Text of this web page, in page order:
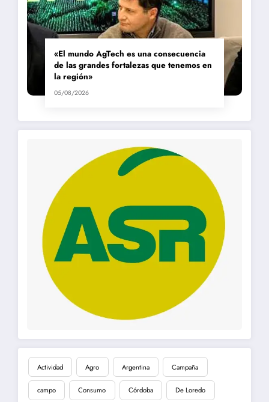
«El mundo AgTech es una consecuencia
de las grandes fortalezas que tenemos en
la región»
05/08/2026
Actividad Agro Argentina Campaña
campo Consumo Córdoba De Loredo